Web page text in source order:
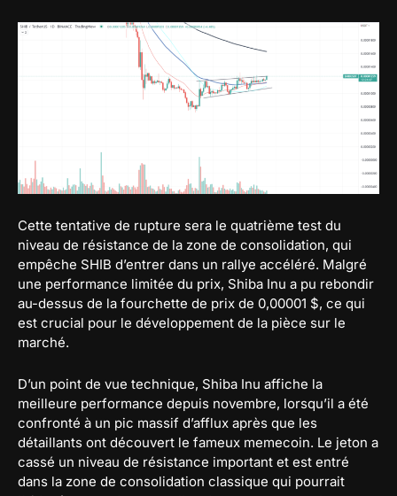
Cette tentative de rupture sera le quatrième test du
niveau de résistance de la zone de consolidation, qui
empêche SHIB d’entrer dans un rallye accéléré. Malgré
une performance limitée du prix, Shiba Inu a pu rebondir
au-dessus de la fourchette de prix de 0,00001 $, ce qui
est crucial pour le développement de la pièce sur le
marché.
D’un point de vue technique, Shiba Inu affiche la
meilleure performance depuis novembre, lorsqu’il a été
confronté à un pic massif d’afflux après que les
détaillants ont découvert le fameux memecoin. Le jeton a
cassé un niveau de résistance important et est entré
dans la zone de consolidation classique qui pourrait